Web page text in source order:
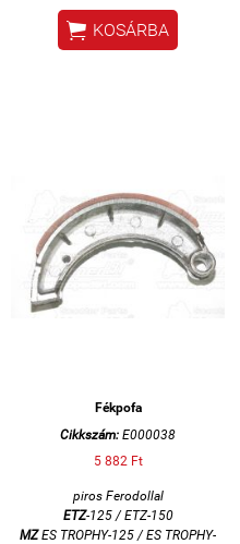
 KOSÁRBA
Fékpofa
Cikkszám: E000038
5 882 Ft
piros Ferodollal
ETZ-125 / ETZ-150
MZES TROPHY-125 / ES TROPHY-